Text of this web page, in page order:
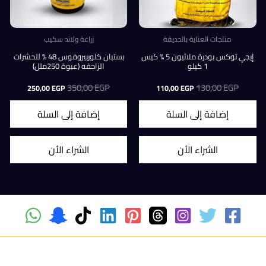
منتجات العناية بالحديقة
إيجي توكس بودرة ملاثيون 5 % كيس
1 كيلو
130,00EGP السعر
الأصلي
هو:
130,00 EGP.
110,00EGP السعر
هو:
إضافة إلى السلة
الشراء الأن
زراعة ولاند سكيب
بستبان كلوربيروفوس 48 % للحشرات
الزاحفه (عبوة 250ملل)
350,00EGP السعر
الأصلي
هو:
350,00 EGP.
250,00EGP السعر
الحالي
هو:
إضافة إلى السلة
الشراء الأن